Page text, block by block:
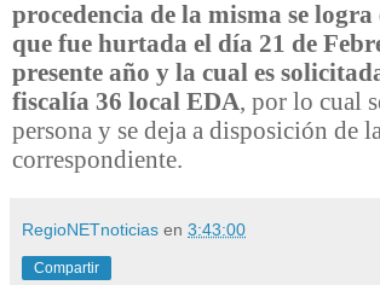
procedencia de la misma se logra
que fue hurtada el día 21 de
presente año y la cual es
fiscalía 36 local EDA, por lo cual
persona y se deja a disposición de
correspondiente.
RegioNETnoticias en 3:43:00
Compartir